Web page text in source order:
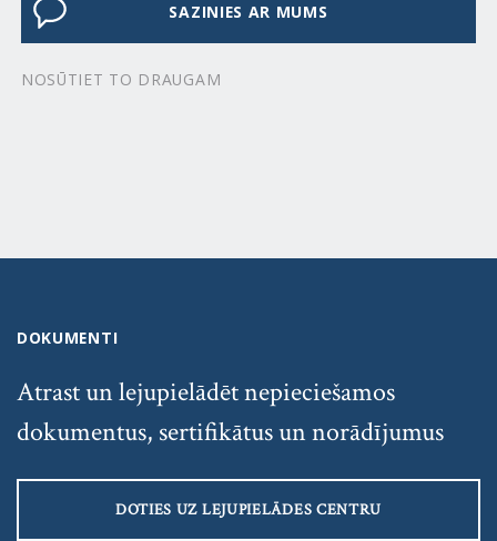
SAZINIES AR MUMS
NOSŪTIET TO DRAUGAM
DOKUMENTI
Atrast un lejupielādēt nepieciešamos
dokumentus, sertifikātus un norādījumus
DOTIES UZ LEJUPIELĀDES CENTRU